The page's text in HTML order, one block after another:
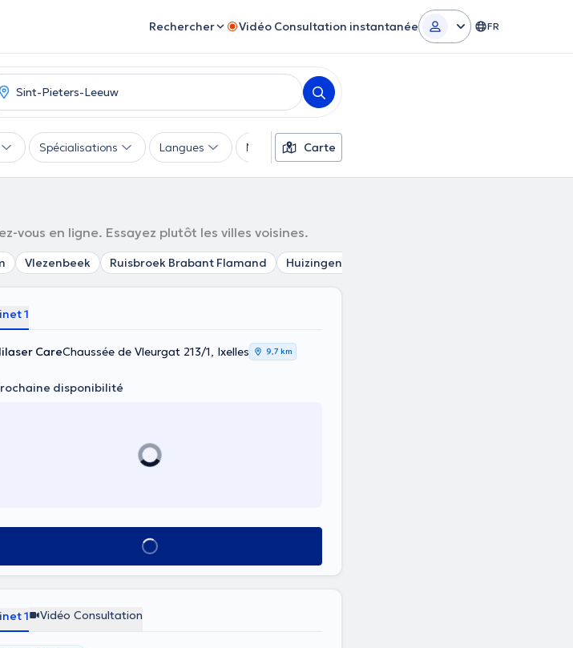
Rechercher Vidéo Consultation instantanée FR
Spécialisations Langues Moyens de paiement
Carte
vous en ligne. Essayez plutôt les villes voisines.
Vlezenbeek Ruisbroek Brabant Flamand Huizingen
1
CareChaussée de Vleurgat 213/1, Ixelles 9,7 km
disponibilité
Voir tout
1 Vidéo Consultation